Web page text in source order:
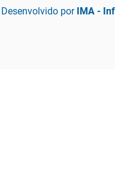
Desenvolvido por IMA -